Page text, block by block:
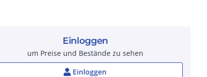
Einloggen
um Preise und Bestände zu sehen
Einloggen